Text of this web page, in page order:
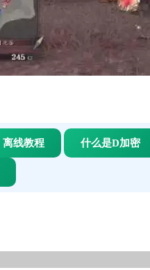
离线教程 什么是D加密